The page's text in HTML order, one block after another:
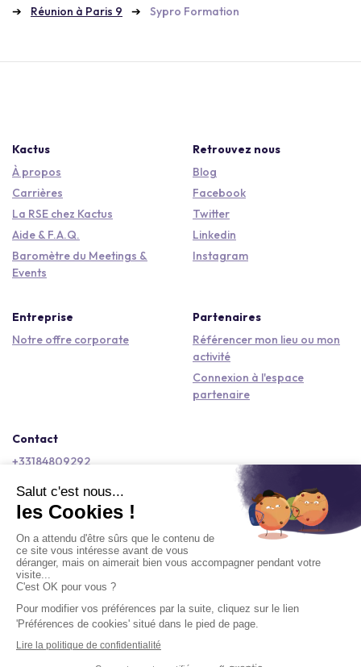
Réunion à Paris 9
Sypro Formation
Kactus
À propos
Carrières
La RSE chez Kactus
Aide & F.A.Q.
Baromètre du Meetings &
Events
Retrouvez nous
Blog
Facebook
Twitter
Linkedin
Instagram
Entreprise
Notre offre corporate
Partenaires
Référencer mon lieu ou mon
activité
Connexion à l'espace
partenaire
Contact
+33184809292
Copyright © 2026 Kactus Tous droits réservés
Conditions générales d'utilisation
Mentions légales
Signaler un contenu